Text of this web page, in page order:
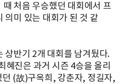
때 처음 우승했던 대회에서 프
의미 있는 대회가 된 것 같
상반기 2개 대회를 남겨뒀다.
혜진은 과거 시즌 4승을 올리
던 (故)구옥희 , 강춘자, 정길자,